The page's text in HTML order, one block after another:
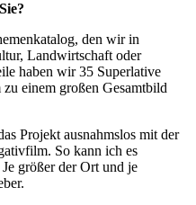
den wir in
Landwirtschaft oder
haben wir 35 Superlative
einem großen Gesamtbild
Projekt ausnahmslos mit der
So kann ich es
größer der Ort und je